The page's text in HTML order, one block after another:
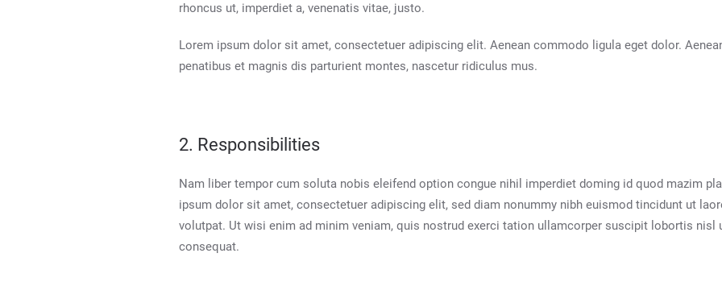
rhoncus ut, imperdiet a, venenatis vitae, justo.
Lorem ipsum dolor sit amet, consectetuer adipiscing elit. Aenean commodo ligula eget dolor.
penatibus et magnis dis parturient montes, nascetur ridiculus mus.
2. Responsibilities
Nam liber tempor cum soluta nobis eleifend option congue nihil imperdiet doming id quod mazim
ipsum dolor sit amet, consectetuer adipiscing elit, sed diam nonummy nibh euismod tincidunt ut
volutpat. Ut wisi enim ad minim veniam, quis nostrud exerci tation ullamcorper suscipit lobortis nisl
consequat.